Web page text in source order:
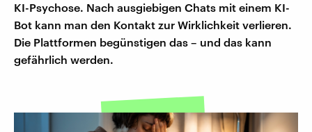
KI-Psychose. Nach ausgiebigen Chats mit einem KI-
Bot kann man den Kontakt zur Wirklichkeit verlieren.
Die Plattformen begünstigen das – und das kann
gefährlich werden.